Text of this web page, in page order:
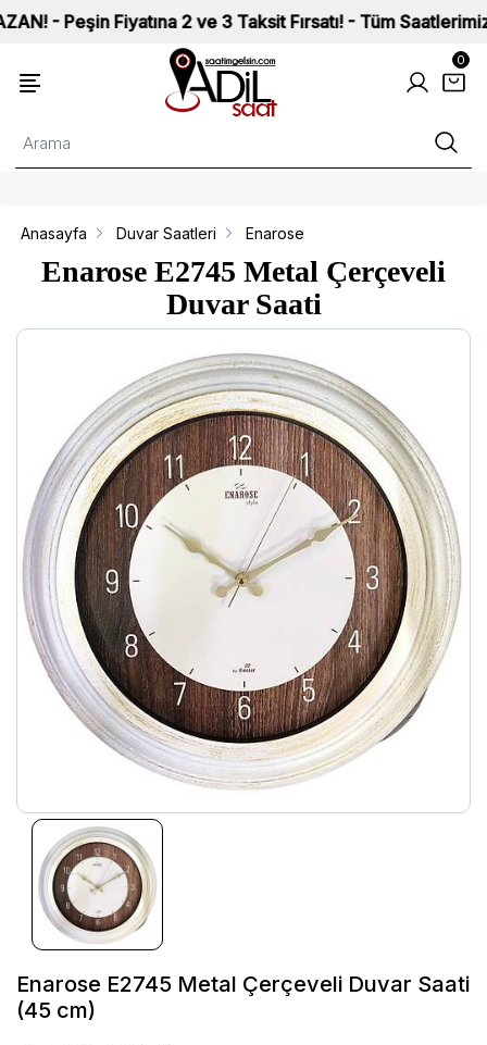
Peşin Fiyatına 2 ve 3 Taksit Fırsatı! - Tüm Saatlerimiz
0
Enarose E2745 Metal Çerçeveli
Duvar Saati
Anasayfa Duvar Saatleri Enarose
Enarose E2745 Metal Çerçeveli Duvar Saati
(45 cm)